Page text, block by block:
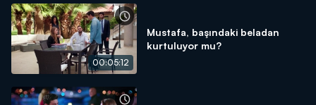
00:05:12
Mustafa, başındaki beladan
kurtuluyor mu?